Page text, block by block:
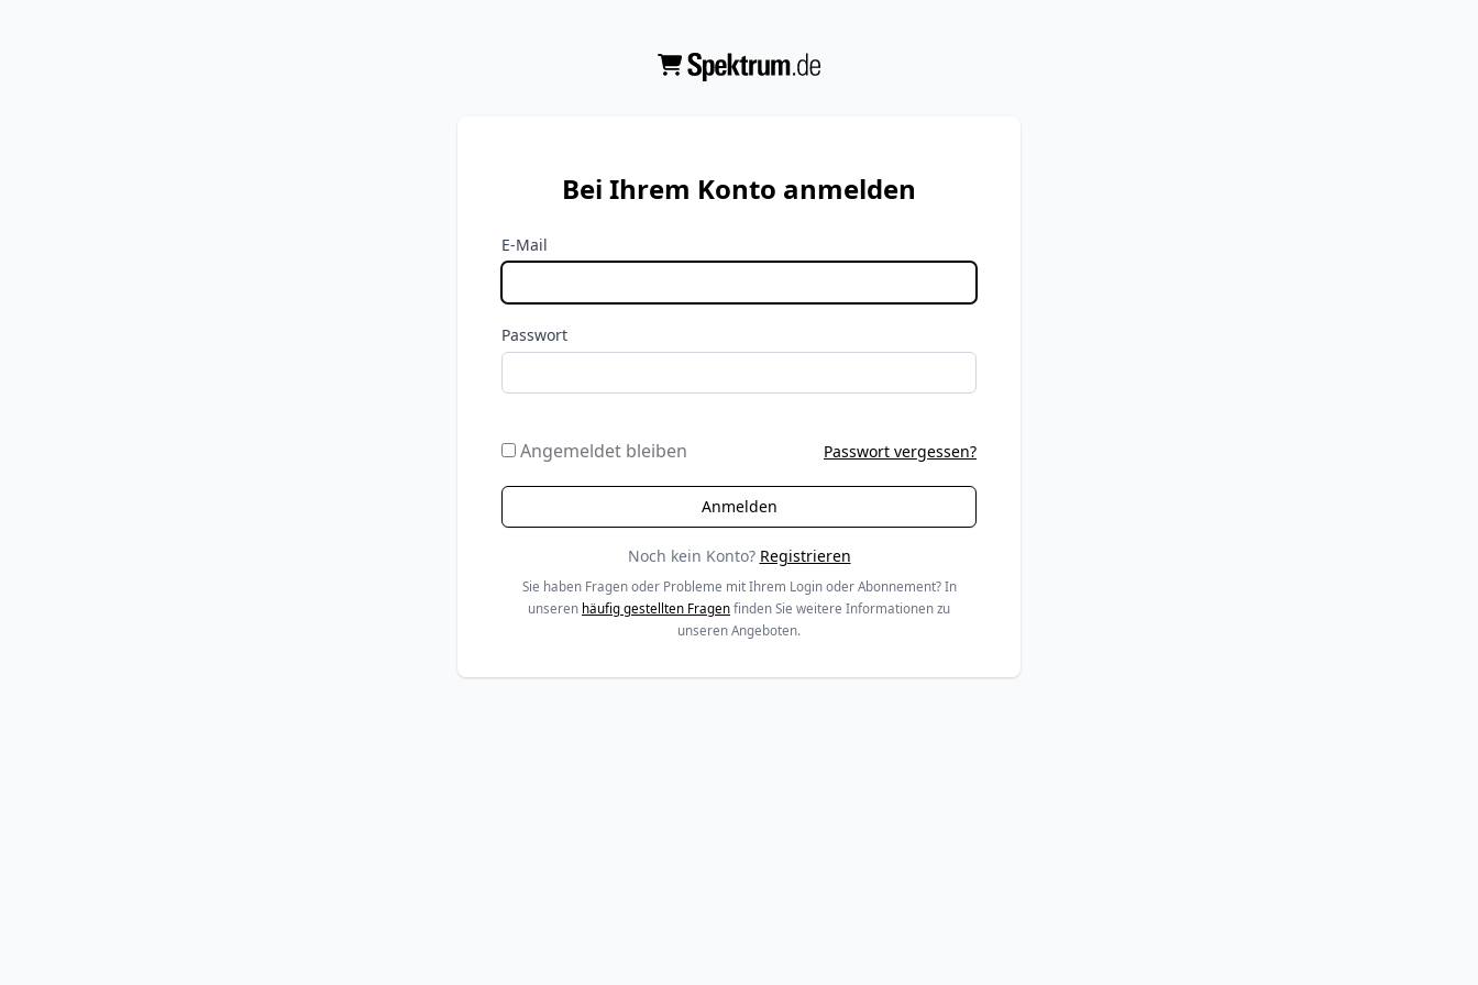
Bei Ihrem Konto anmelden
E-Mail
Passwort
Angemeldet bleiben Passwort vergessen?
Noch kein Konto? Registrieren
Sie haben Fragen oder Probleme mit Ihrem Login oder Abonnement? In
unseren häufig gestellten Fragen finden Sie weitere Informationen zu
unseren Angeboten.